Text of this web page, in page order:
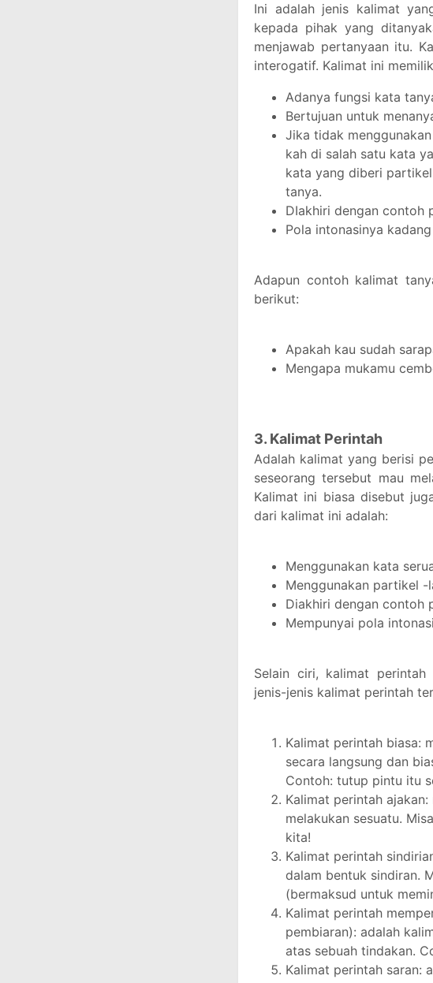
Ini adalah jenis kalimat
kepada pihak yang
menjawab pertanyaan itu.
interogatif. Kalimat ini
Adanya fungsi kata
Bertujuan untuk
Jika tidak
kah di salah satu kata
kata yang diberi
tanya.
DIakhiri dengan contoh
Pola intonasinya
Adapun contoh kalimat
berikut:
Apakah kau sudah
Mengapa mukamu
3. Kalimat Perintah
Adalah kalimat yang berisi
seseorang tersebut mau
Kalimat ini biasa disebut
dari kalimat ini adalah:
Menggunakan kata
Menggunakan partikel -
Diakhiri dengan contoh
Mempunyai pola
Selain ciri, kalimat
jenis-jenis kalimat perintah
Kalimat perintah biasa:
secara langsung dan
Contoh: tutup pintu itu
Kalimat perintah
melakukan sesuatu.
kita!
Kalimat perintah
dalam bentuk sindiran.
(bermaksud untuk
Kalimat perintah
pembiaran): adalah
atas sebuah tindakan.
Kalimat perintah saran: